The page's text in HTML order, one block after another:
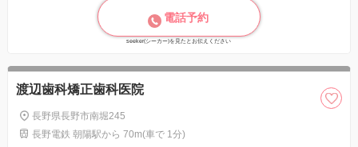
電話予約
seeker(シーカー)を見たとお伝えください
渡辺歯科矯正歯科医院
長野県長野市南堀245
長野電鉄 朝陽駅から 70m(車で 1分)